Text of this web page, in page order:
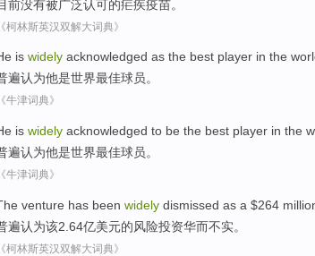
前没有被广泛认可的疟疾疫苗。
《柯林斯英汉双解大词典》
is widely acknowledged as the best player in the
遍认为他是世界最佳球员。
《牛津词典》
is widely acknowledged to be the best player in the
遍认为他是世界最佳球员。
《牛津词典》
venture has been widely dismissed as a $264
遍认为该2.64亿美元的风险投资华而不实。
《柯林斯英汉双解大词典》